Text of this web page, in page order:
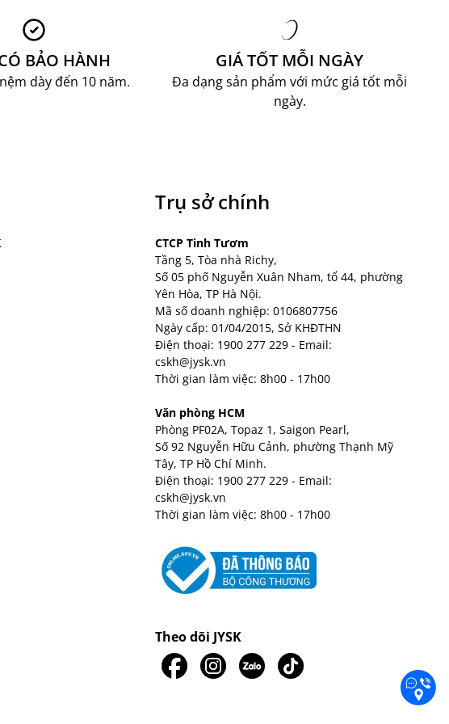
thất,
nhàBẢO HÀNH
dày đến 10 năm.
GIÁ TỐT MỖI NGÀY
Đa dạng sản phẩm với mức giá tốt mỗi
ngày.
Trụ sở chính
CTCP Tinh Tươm
Tầng 5, Tòa nhà Richy,
Số 05 phố Nguyễn Xuân Nham, tổ 44, phường
Yên Hòa, TP Hà Nội.
Mã số doanh nghiệp: 0106807756
Ngày cấp: 01/04/2015, Sở KHĐTHN
Điện thoại: 1900 277 229- Email:
cskh@jysk.vn
Thời gian làm việc: 8h00 - 17h00
Văn phòng HCM
Phòng PF02A, Topaz 1, Saigon Pearl,
Số 92 Nguyễn Hữu Cảnh, phường Thạnh Mỹ
Tây, TP Hồ Chí Minh.
Điện thoại: 1900 277 229- Email:
cskh@jysk.vn
Thời gian làm việc: 8h00 - 17h00
Theo dõi JYSK